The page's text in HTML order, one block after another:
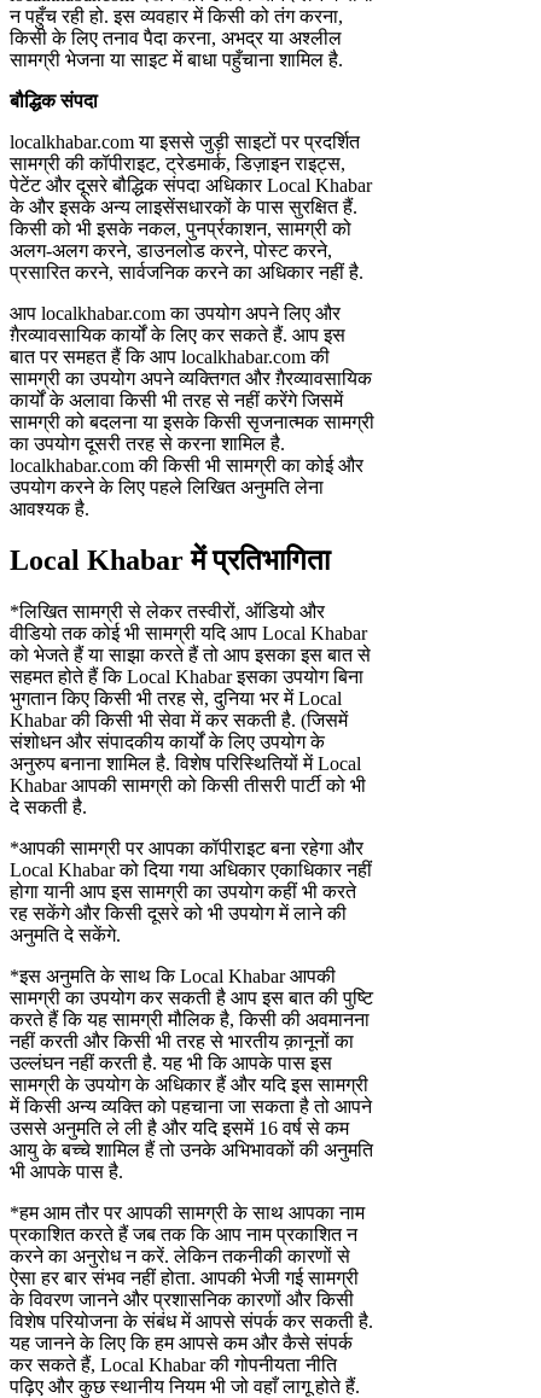
न पहुँच रही हो. इस व्यवहार में किसी को तंग करना,
किसी के लिए तनाव पैदा करना, अभद्र या अश्लील
सामग्री भेजना या साइट में बाधा पहुँचाना शामिल है.
बौद्धिक संपदा
localkhabar.com या इससे जुड़ी साइटों पर प्रदर्शित
सामग्री की कॉपीराइट, ट्रेडमार्क, डिज़ाइन राइट्स,
पेटेंट और दूसरे बौद्धिक संपदा अधिकार Local Khabar
के और इसके अन्य लाइसेंसधारकों के पास सुरक्षित हैं.
किसी को भी इसके नकल, पुनर्प्रकाशन, सामग्री को
अलग-अलग करने, डाउनलोड करने, पोस्ट करने,
प्रसारित करने, सार्वजनिक करने का अधिकार नहीं है.
आप localkhabar.com का उपयोग अपने लिए और
ग़ैरव्यावसायिक कार्यों के लिए कर सकते हैं. आप इस
बात पर समहत हैं कि आप localkhabar.com की
सामग्री का उपयोग अपने व्यक्तिगत और ग़ैरव्यावसायिक
कार्यों के अलावा किसी भी तरह से नहीं करेंगे जिसमें
सामग्री को बदलना या इसके किसी सृजनात्मक सामग्री
का उपयोग दूसरी तरह से करना शामिल है.
localkhabar.com की किसी भी सामग्री का कोई और
उपयोग करने के लिए पहले लिखित अनुमति लेना
आवश्यक है.
Local Khabar में प्रतिभागिता
*लिखित सामग्री से लेकर तस्वीरों, ऑडियो और
वीडियो तक कोई भी सामग्री यदि आप Local Khabar
को भेजते हैं या साझा करते हैं तो आप इसका इस बात से
सहमत होते हैं कि Local Khabar इसका उपयोग बिना
भुगतान किए किसी भी तरह से, दुनिया भर में Local
Khabar की किसी भी सेवा में कर सकती है. (जिसमें
संशोधन और संपादकीय कार्यों के लिए उपयोग के
अनुरुप बनाना शामिल है. विशेष परिस्थितियों में Local
Khabar आपकी सामग्री को किसी तीसरी पार्टी को भी
दे सकती है.
*आपकी सामग्री पर आपका कॉपीराइट बना रहेगा और
Local Khabar को दिया गया अधिकार एकाधिकार नहीं
होगा यानी आप इस सामग्री का उपयोग कहीं भी करते
रह सकेंगे और किसी दूसरे को भी उपयोग में लाने की
अनुमति दे सकेंगे.
*इस अनुमति के साथ कि Local Khabar आपकी
सामग्री का उपयोग कर सकती है आप इस बात की पुष्टि
करते हैं कि यह सामग्री मौलिक है, किसी की अवमानना
नहीं करती और किसी भी तरह से भारतीय क़ानूनों का
उल्लंघन नहीं करती है. यह भी कि आपके पास इस
सामग्री के उपयोग के अधिकार हैं और यदि इस सामग्री
में किसी अन्य व्यक्ति को पहचाना जा सकता है तो आपने
उससे अनुमति ले ली है और यदि इसमें 16 वर्ष से कम
आयु के बच्चे शामिल हैं तो उनके अभिभावकों की अनुमति
भी आपके पास है.
*हम आम तौर पर आपकी सामग्री के साथ आपका नाम
प्रकाशित करते हैं जब तक कि आप नाम प्रकाशित न
करने का अनुरोध न करें. लेकिन तकनीकी कारणों से
ऐसा हर बार संभव नहीं होता. आपकी भेजी गई सामग्री
के विवरण जानने और प्रशासनिक कारणों और किसी
विशेष परियोजना के संबंध में आपसे संपर्क कर सकती है.
यह जानने के लिए कि हम आपसे कम और कैसे संपर्क
कर सकते हैं, Local Khabar की गोपनीयता नीति
पढ़िए और कुछ स्थानीय नियम भी जो वहाँ लागू होते हैं.